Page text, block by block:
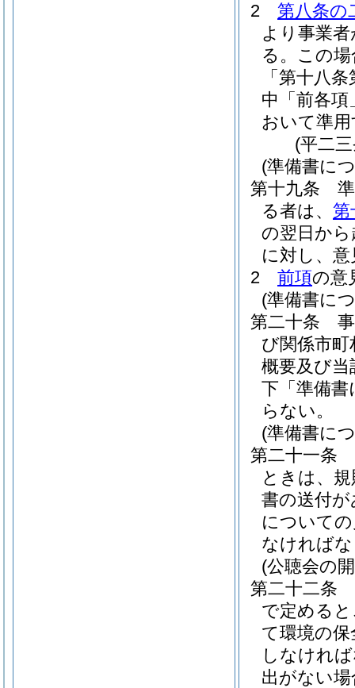
2
第八条の
より事業
る。 この
「第十八
中「前各
おいて準
(平二
(準備書に
第十九条
る者は、 第
の翌日か
に対し、
2
前項の意
(準備書に
第二十条
び関係市
概要及び
下「準備
らない。
(準備書に
第二十一条
ときは、
書の送付
について
なければ
(公聴会の
第二十二条
で定める
て環境の
しなけれ
出がない